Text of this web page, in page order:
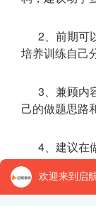
2、前期可
培养训练自己
3、兼顾内
己的做题思路
4、建议在
业老师的做题
巩固单词，加